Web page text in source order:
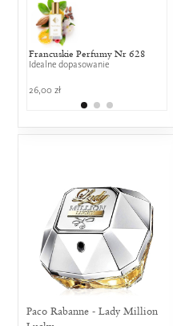
Francuskie Perfumy Nr 628
Idealne dopasowanie
26,00 zł
Paco Rabanne - Lady Million